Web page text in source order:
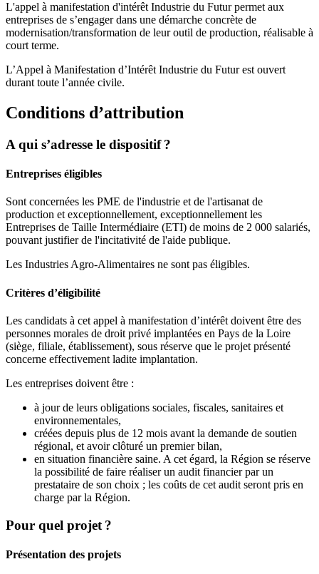
L'appel à manifestation d'intérêt Industrie du Futur permet aux
entreprises de s’engager dans une démarche concrète de
modernisation/transformation de leur outil de production, réalisable à
court terme.
L’Appel à Manifestation d’Intérêt Industrie du Futur est ouvert
durant toute l’année civile.
Conditions d’attribution
A qui s’adresse le dispositif ?
Entreprises éligibles
Sont concernées les PME de l'industrie et de l'artisanat de
production et exceptionnellement, exceptionnellement les
Entreprises de Taille Intermédiaire (ETI) de moins de 2 000 salariés,
pouvant justifier de l'incitativité de l'aide publique.
Les Industries Agro-Alimentaires ne sont pas éligibles.
Critères d’éligibilité
Les candidats à cet appel à manifestation d’intérêt doivent être des
personnes morales de droit privé implantées en Pays de la Loire
(siège, filiale, établissement), sous réserve que le projet présenté
concerne effectivement ladite implantation.
Les entreprises doivent être :
à jour de leurs obligations sociales, fiscales, sanitaires et
environnementales,
créées depuis plus de 12 mois avant la demande de soutien
régional, et avoir clôturé un premier bilan,
en situation financière saine. A cet égard, la Région se réserve
la possibilité de faire réaliser un audit financier par un
prestataire de son choix ; les coûts de cet audit seront pris en
charge par la Région.
Pour quel projet ?
Présentation des projets